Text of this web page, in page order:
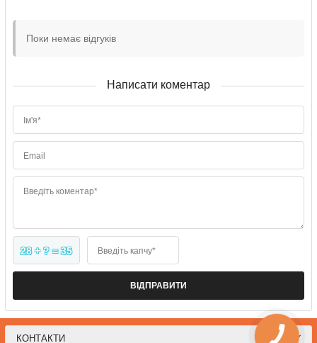
Поки немає відгуків
Написати коментар
Ім'я*
Email
Введіть коментар*
28 + ? = 35 Введіть капчу*
ВІДПРАВИТИ
КОНТАКТИ